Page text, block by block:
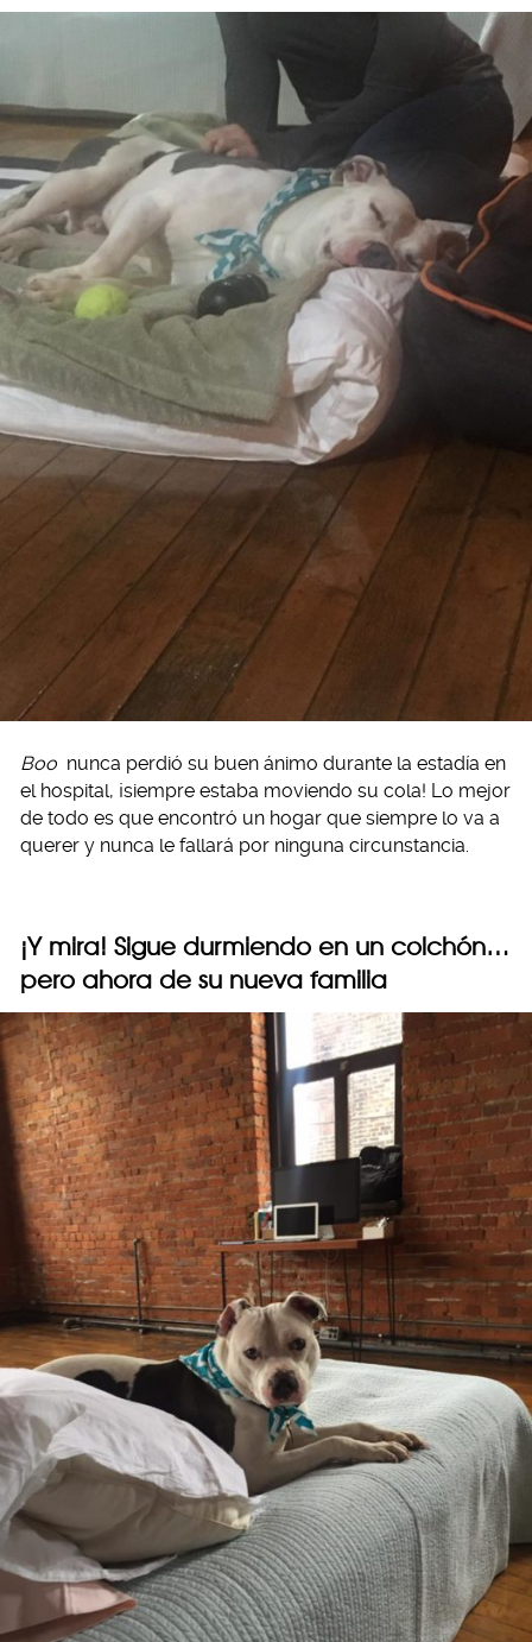
Boo nunca perdió su buen ánimo durante la estadía en
el hospital, ¡siempre estaba moviendo su cola! Lo mejor
de todo es que encontró un hogar que siempre lo va a
querer y nunca le fallará por ninguna circunstancia.
¡Y mira! Sigue durmiendo en un colchón…
pero ahora de su nueva familia